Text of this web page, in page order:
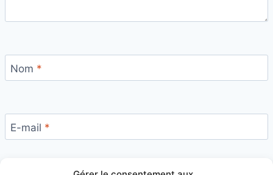
Nom *
E-mail *